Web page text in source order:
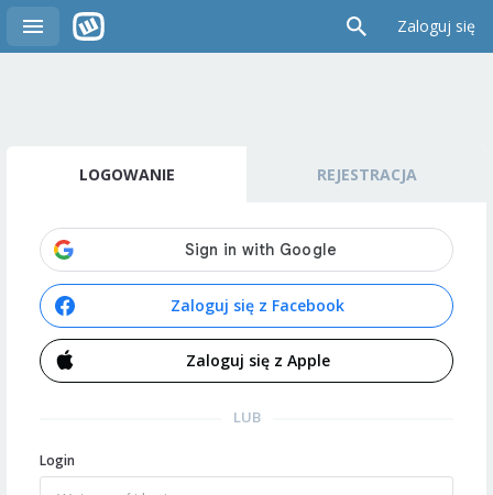
Zaloguj się
LOGOWANIE REJESTRACJA
Zaloguj się z Facebook
Zaloguj się z Apple
LUB
Login